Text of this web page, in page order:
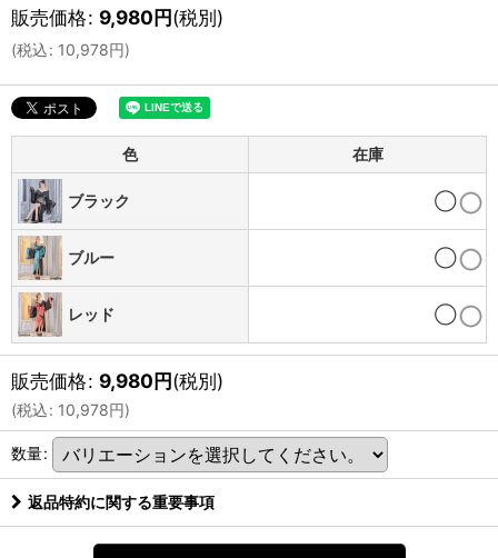
販売価格: 9,980円(税別)
(税込: 10,978円)
色 在庫
ブラック ◯
ブルー ◯
レッド ◯
販売価格: 9,980円(税別)
(税込: 10,978円)
数量:
返品特約に関する重要事項